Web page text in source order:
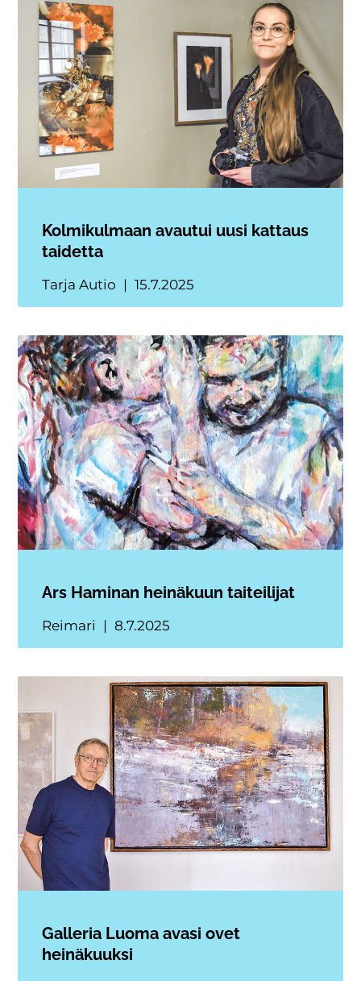
Kolmikulmaan avautui uusi kattaus
taidetta
Tarja Autio 15.7.2025
Ars Haminan heinäkuun taiteilijat
Reimari 8.7.2025
Galleria Luoma avasi ovet
heinäkuuksi